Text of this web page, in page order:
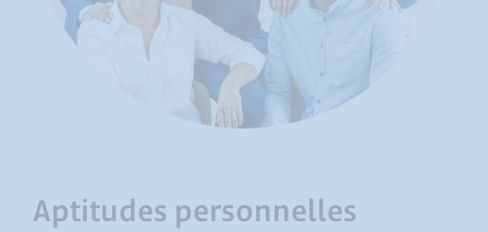
Aptitudes personnelles